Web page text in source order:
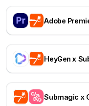
Adobe
HeyGen x
Submagic x